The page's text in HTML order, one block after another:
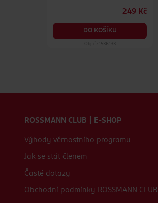
249 Kč
DO KOŠÍKU
ROSSMANN CLUB | E-SHOP
Výhody věrnostního programu
Jak se stát členem
Časté dotazy
Obchodní podmínky ROSSMANN CLUB